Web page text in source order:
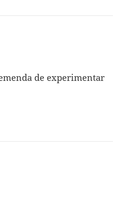
de experimentar